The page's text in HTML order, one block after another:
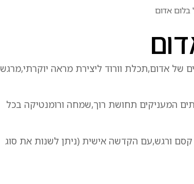
בלום אדום
של אדום,תכלת וורוד ליצירת מראה יוקרתי,מרגש
המעניקים תחושת רוך,שמחה ורומנטיקה בכל
קסם ורגש,עם הקדשה אישית (ניתן לשנות את סוג